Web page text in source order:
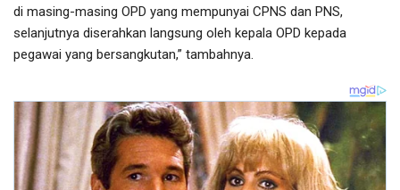
di masing-masing OPD yang mempunyai CPNS dan PNS,
selanjutnya diserahkan langsung oleh kepala OPD kepada
pegawai yang bersangkutan,” tambahnya.